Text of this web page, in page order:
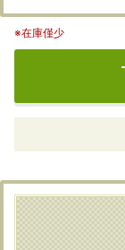
※在庫僅少